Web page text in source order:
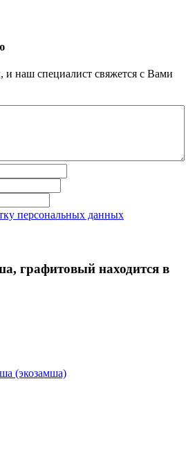
и наш специалист свяжется с Вами
персональных данных
графитовый находится в
(экозамша)